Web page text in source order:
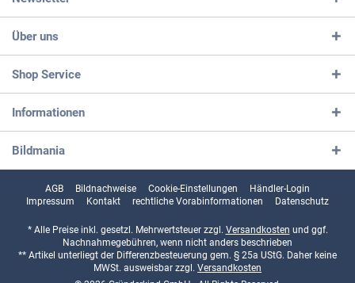
Über uns
Shop Service
Informationen
Bildmania
AGB Bildnachweise Cookie-Einstellungen
Händler-Login
Impressum
Kontakt rechtliche Vorabinformationen Datenschutz
* Alle Preise inkl. gesetzl. Mehrwertsteuer zzgl. Versandkosten und ggf.
Nachnahmegebühren, wenn nicht anders beschrieben
** Artikel unterliegt der Differenzbesteuerung gem. § 25a UStG. Daher keine
MWSt. ausweisbar zzgl. Versandkosten